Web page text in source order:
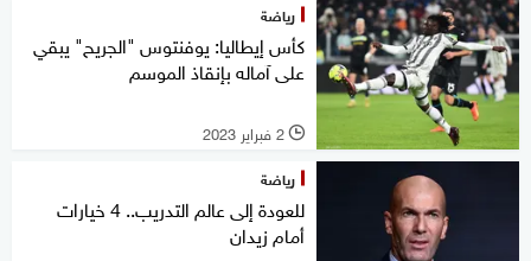
رياضة
كأس إيطاليا: يوفنتوس "الجريح" يبقي
على آماله بإنقاذ الموسم
l 2 فبراير 2023
رياضة
للعودة إلى عالم التدريب.. 4 خيارات
أمام زيدان